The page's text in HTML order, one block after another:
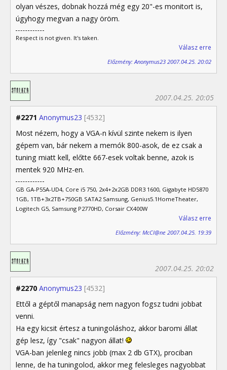
olyan vészes, dobnak hozzá még egy 20"-es monitort is,
úgyhogy megvan a nagy öröm.
Respect is not given. It's taken.
Válasz erre
Előzmény: Anonymus23 2007.04.25. 20:02
#2271 Anonymus23 [4532]
2007.04.25. 20:05
Most nézem, hogy a VGA-n kívül szinte nekem is ilyen
gépem van, bár nekem a memók 800-asok, de ez csak a
tuning miatt kell, előtte 667-esek voltak benne, azok is
mentek 920 MHz-en.
GB GA-P55A-UD4, Core i5 750, 2x4+2x2GB DDR3 1600, Gigabyte HD5870
1GB, 1TB+3x2TB+750GB SATA2 Samsung, Genius5.1HomeTheater,
Logitech G5, Samsung P2770HD, Corsair CX400W
Válasz erre
Előzmény: McCl@ne 2007.04.25. 19:39
#2270 Anonymus23 [4532]
2007.04.25. 20:02
Ettől a géptől manapság nem nagyon fogsz tudni jobbat
venni.
Ha egy kicsit értesz a tuningoláshoz, akkor baromi állat
gép lesz, így "csak" nagyon állat!
VGA-ban jelenleg nincs jobb (max 2 db GTX), prociban
lenne, de ha tuningolod, akkor meg felesleges nagyobbat